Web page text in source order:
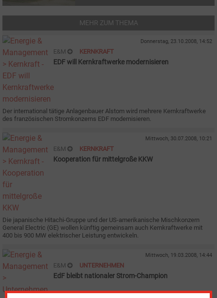
MEHR ZUM THEMA
Donnerstag, 23.10.2008, 14:52
E&M KERNKRAFT
EDF will Kernkraftwerke modernisieren
Der international tätige Anlagenbauer Alstom wird mehrere Kernkraftwerke
des französischen Stromkonzerns EDF modernisieren.
Mittwoch, 30.07.2008, 10:21
E&M KERNKRAFT
Kooperation für mittelgroße KKW
Die japanische Hitachi-Gruppe und der US-amerikanische Mischkonzern
General Electric (GE) wollen künftig gemeinsam auch Kernkraftwerke mit
400 bis 900 MW elektrischer Leistung entwickeln.
Mittwoch, 19.03.2008, 14:44
E&M UNTERNEHMEN
EdF bleibt nationaler Strom-Champion